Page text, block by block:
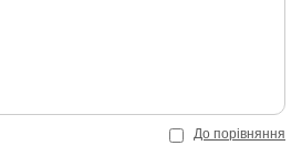
До порівняння